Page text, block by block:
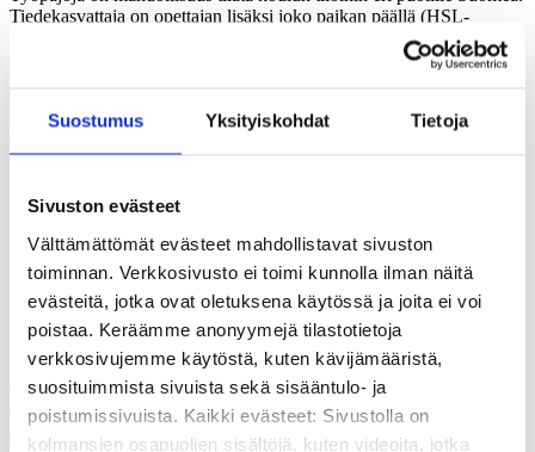
Suostumus Yksityiskohdat Tietoja
Sivuston evästeet
Välttämättömät evästeet mahdollistavat sivuston
toiminnan. Verkkosivusto ei toimi kunnolla ilman näitä
evästeitä, jotka ovat oletuksena käytössä ja joita ei voi
poistaa. Keräämme anonyymejä tilastotietoja
verkkosivujemme käytöstä, kuten kävijämääristä,
suosituimmista sivuista sekä sisääntulo- ja
poistumissivuista. Kaikki evästeet: Sivustolla on
kolmansien osapuolien sisältöjä, kuten videoita, jotka
Tiedekasvattaja on opettajan lisäksi joko paikan päällä (HSL-
Hankkeen tavoitteet
Toteutetaan työpajoja kouluvierailuina yläkoululaisille
tuntemus lisääntyy.
Oppilaat kohtaavat tutkijoita ja tutustuvat tieteen tekemiseen
tutkijan ammattista lisääntyy.
Oppilaiden kyky arvioida tietoa ja tiedonmuodostamista
lisääntyy.
Tiedetyöpajat tukevat suoraan perusopetuksen opetussuunnitelman
(OPS 2014) tavoitteita erityisesti tieteen ja tutkimuksen
ymmärtämisen, kriittisen ajattelun sekä tiedon arvioinnin osalta.